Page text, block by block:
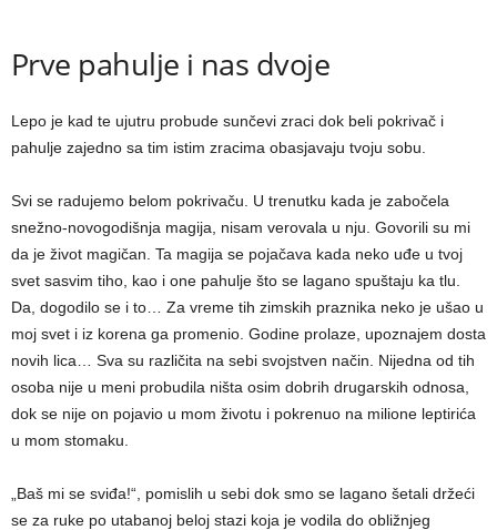
Prve pahulјe i nas dvoje
Lepo je kad te ujutru probude sunčevi zraci dok beli pokrivač i
pahulјe zajedno sa tim istim zracima obasjavaju tvoju sobu.
Svi se radujemo belom pokrivaču. U trenutku kada je zabočela
snežno-novogodišnja magija, nisam verovala u nju. Govorili su mi
da je život magičan. Ta magija se pojačava kada neko uđe u tvoj
svet sasvim tiho, kao i one pahulјe što se lagano spuštaju ka tlu.
Da, dogodilo se i to… Za vreme tih zimskih praznika neko je ušao u
moj svet i iz korena ga promenio. Godine prolaze, upoznajem dosta
novih lica… Sva su različita na sebi svojstven način. Nijedna od tih
osoba nije u meni probudila ništa osim dobrih drugarskih odnosa,
dok se nije on pojavio u mom životu i pokrenuo na milione leptirića
u mom stomaku.
„Baš mi se sviđa!“, pomislih u sebi dok smo se lagano šetali držeći
se za ruke po utabanoj beloj stazi koja je vodila do obližnjeg